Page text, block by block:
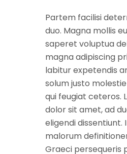
Partem facilisi
duo. Magna mollis
saperet voluptua
magna adipiscing
labitur expetendis
solum justo
qui feugiat ceteros.
dolor sit amet, ad
eligendi dissentiunt.
malorum
Graeci persequeris